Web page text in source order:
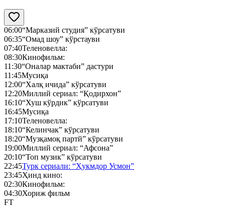
06:00“Марказий студия” кўрсатуви
06:35“Омад шоу” кўрстауви
07:40Теленовелла:
08:30Кинофильм:
11:30“Оналар мактаби” дастури
11:45Мусиқа
12:00“Халқ ичида” кўрсатуви
12:20Миллий сериал: “Қодирхон”
16:10“Хуш кўрдик” кўрсатуви
16:45Мусиқа
17:10Теленовелла:
18:10“Келинчак” кўрсатуви
18:20“Музқамоқ партй” кўрсатуви
19:00Миллий сериал: “Афсона”
20:10“Топ музик” кўрсатуви
22:45Турк сериали: “Ҳукмдор Усмон”
23:45Ҳинд кино:
02:30Кинофильм:
04:30Хориж фильм
FT